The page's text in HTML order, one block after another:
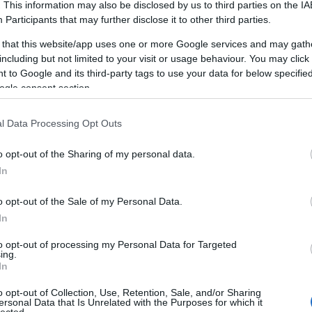
This information may also be disclosed by us to third parties on the
Participants that may further disclose it to other third parties.
that this website/app uses one or more Google services and may
but not limited to your visit or usage behaviour. You may
to Google and its third-party tags to use your data for below
consent section.
Data Processing Opt Outs
opt-out of the Sharing of my personal data.
opt-out of the Sale of my Personal Data.
opt-out of processing my Personal Data for Targeted
opt-out of Collection, Use, Retention, Sale, and/or Sharing
Data that Is Unrelated with the Purposes for which it
TAMÁSI TERMÁLFÜRDŐ, FÜRDŐ,
ÉLMÉNYFÜRDŐ
télen és nyáron egyaránt.
GYEREKEKNEK 2019
Az önfejlesztés egy olyan átfogó folyamat,
tudásának és általános jólétének